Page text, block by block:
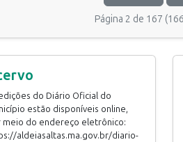
Página 2 de 167
do Diário Oficial do
estão disponíveis online,
meio do endereço eletrônico:
aldeiasaltas.ma.gov.br/diario-